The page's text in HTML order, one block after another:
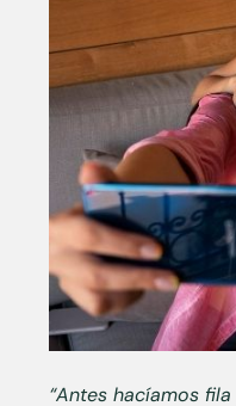
“Antes hacíamos